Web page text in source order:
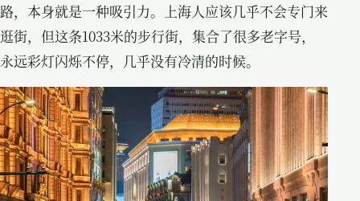
路，本身就是一种吸引力。上海人应该几乎不会专门来
逛街，但这条1033米的步行街，集合了很多老字号，
永远彩灯闪烁不停，几乎没有冷清的时候。